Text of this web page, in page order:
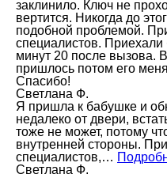
заклинило. Ключ не
вертится. Никогда до
подобной проблемой.
специалистов.
минут 20 после вызова.
пришлось потом его
Спасибо!
Светлана Ф.
Я пришла к бабушке и
недалеко от двери,
тоже не может, потому
внутренней стороны.
специалистов,…
Светлана Ф.